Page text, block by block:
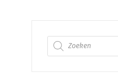
Producten zoeken